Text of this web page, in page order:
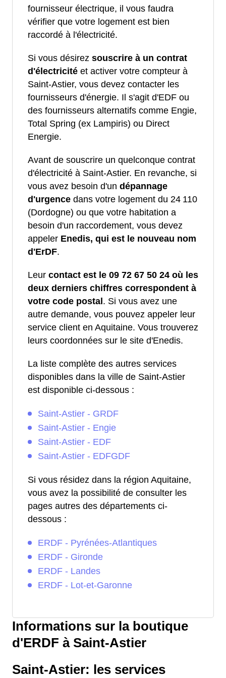
fournisseur électrique, il vous faudra
vérifier que votre logement est bien
raccordé à l'électricité.
Si vous désirez souscrire à un contrat
d'électricité et activer votre compteur à
Saint-Astier, vous devez contacter les
fournisseurs d'énergie. Il s'agit d'EDF ou
des fournisseurs alternatifs comme Engie,
Total Spring (ex Lampiris) ou Direct
Energie.
Avant de souscrire un quelconque contrat
d'électricité à Saint-Astier. En revanche, si
vous avez besoin d'un dépannage
d'urgence dans votre logement du 24 110
(Dordogne) ou que votre habitation a
besoin d'un raccordement, vous devez
appeler Enedis, qui est le nouveau nom
d'ErDF.
Leur contact est le 09 72 67 50 24 où les
deux derniers chiffres correspondent à
votre code postal . Si vous avez une
autre demande, vous pouvez appeler leur
service client en Aquitaine. Vous trouverez
leurs coordonnées sur le site d'Enedis.
La liste complète des autres services
disponibles dans la ville de Saint-Astier
est disponible ci-dessous :
Saint-Astier - GRDF
Saint-Astier - Engie
Saint-Astier - EDF
Saint-Astier - EDFGDF
Si vous résidez dans la région Aquitaine,
vous avez la possibilité de consulter les
pages autres des départements ci-
dessous :
ERDF - Pyrénées-Atlantiques
ERDF - Gironde
ERDF - Landes
ERDF - Lot-et-Garonne
Informations sur la boutique
d'ERDF à Saint-Astier
Saint-Astier: les services